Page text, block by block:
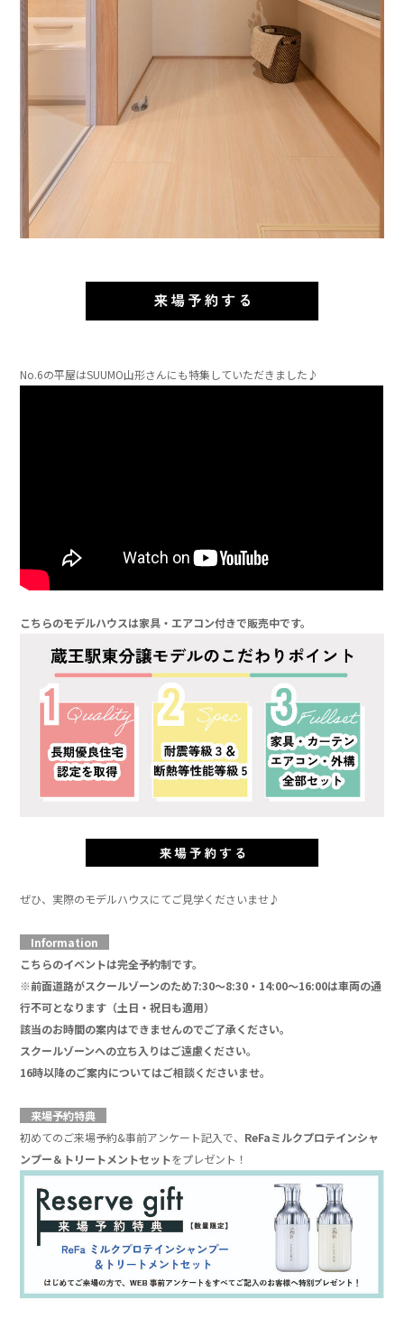
No.6の平屋はSUUMO山形さんにも特集していただきました♪
こちらのモデルハウスは家具・エアコン付きで販売中です。
ぜひ、実際のモデルハウスにてご見学くださいませ♪
Information
こちらのイベントは完全予約制です。
※前面道路がスクールゾーンのため7:30～8:30・14:00～16:00は車両の通
行不可となります（土日・祝日も適用）
該当のお時間の案内はできませんのでご了承ください。
スクールゾーンへの立ち入りはご遠慮ください。
16時以降のご案内についてはご相談くださいませ。
来場予約特典
初めてのご来場予約&事前アンケート記入で、 ReFaミルクプロテインシャ
ンプー＆トリートメントセットをプレゼント！